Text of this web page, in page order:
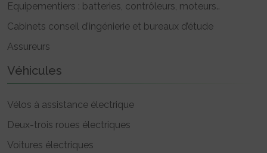
Equipementiers : batteries, contrôleurs, moteurs..
Cabinets conseil d’ingénierie et bureaux d’étude
Assureurs
Véhicules
Vélos à assistance électrique
Deux-trois roues électriques
Voitures électriques